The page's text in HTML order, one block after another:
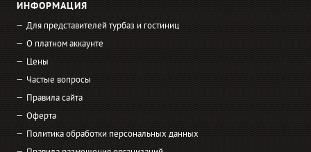
ИНФОРМАЦИЯ
Для представителей турбаз и гостиниц
О платном аккаунте
Цены
Частые вопросы
Правила сайта
Оферта
Политика обработки персональных данных